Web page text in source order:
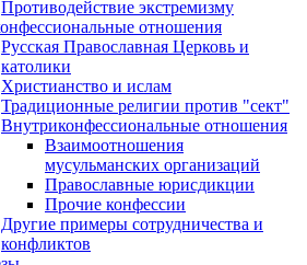
Противодействие экстремизму
отношения
Русская Православная Церковь и
католики
Христианство и ислам
Традиционные религии против "сект"
Внутриконфессиональные отношения
Взаимоотношения
мусульманских организаций
Православные юрисдикции
Прочие конфессии
Другие примеры сотрудничества и
конфликтов